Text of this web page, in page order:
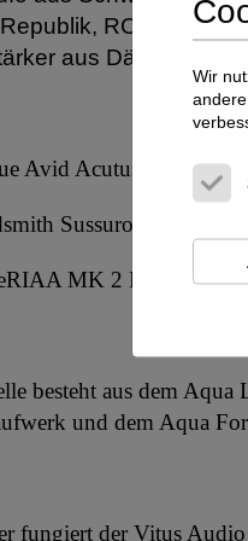
RCM
aus Dänemark
Avid Acutus Dark Iron
Sussuro MK II MI
MK 2 Phonostufe.
besteht aus dem
und dem Aqua
fungiert der Vitus
Wir